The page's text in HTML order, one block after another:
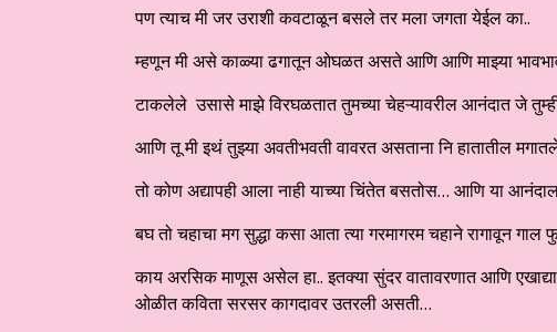
पण त्याच मी जर उराशी कवटाळून बसले तर मला जगता येईल का..
म्हणून मी असे काळ्या ढगातून ओघळत असते आणि आणि माझ्या
टाकलेले उसासे माझे विरघळतात तुमच्या चेहऱ्यावरील आनंदात जे तुम्ही
आणि तू मी इथं तुझ्या अवतीभवती वावरत असताना नि हातातील
तो कोण अद्यापही आला नाही याच्या चिंतेत बसतोस… आणि या
बघ तो चहाचा मग सुद्धा कसा आता त्या गरमागरम चहाने रागावून
काय अरसिक माणूस असेल हा.. इतक्या सुंदर वातावरणात आणि
ओळीत कविता सरसर कागदावर उतरली असती…